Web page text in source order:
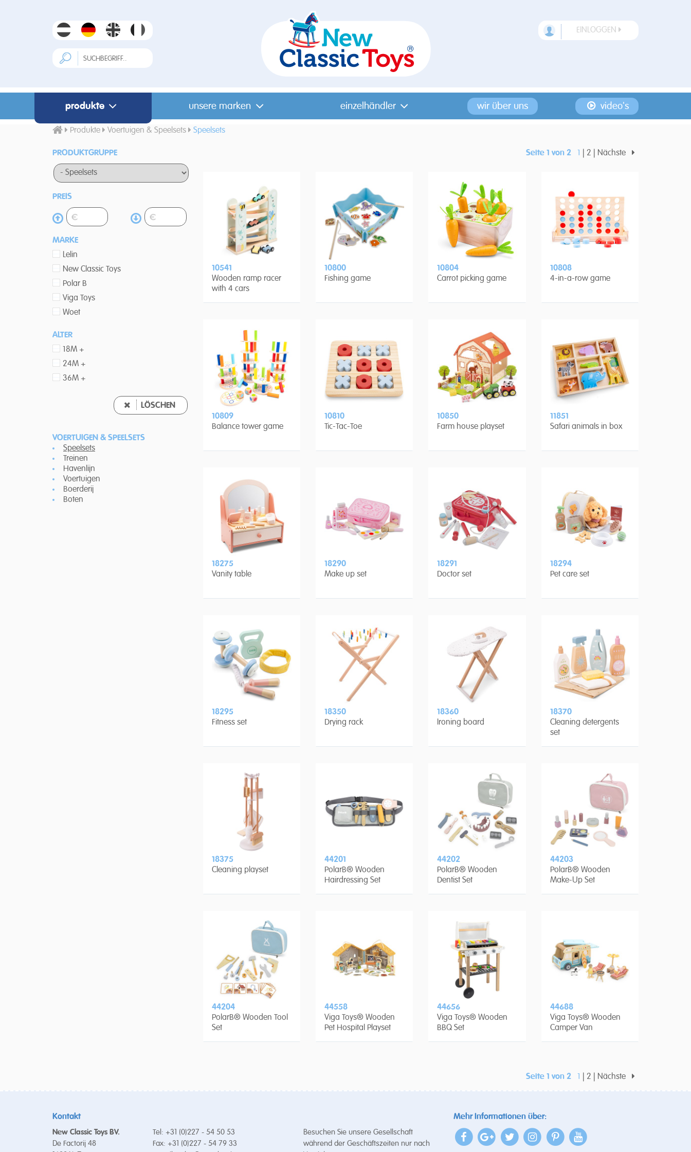
EINLOGGEN
produkte unsere marken einzelhändler wir über uns video's
Produkte Voertuigen & Speelsets Speelsets
PRODUKTGRUPPE
PREIS
MARKE
Lelin
New Classic Toys
Polar B
Viga Toys
Woet
ALTER
18M +
24M +
36M +
LÖSCHEN
VOERTUIGEN & SPEELSETS
Speelsets
Treinen
Havenlijn
Voertuigen
Boerderij
Boten
Seite 1 von 2 2 Nächste
10541
Wooden ramp racer
with 4 cars
10800
Fishing game
10804
Carrot picking game
10808
4-in-a-row game
10809
Balance tower game
10810
Tic-Tac-Toe
10850
Farm house playset
11851
Safari animals in box
18275
Vanity table
18290
Make up set
18291
Doctor set
18294
Pet care set
18295
Fitness set
18350
Drying rack
18360
Ironing board
18370
Cleaning detergents
set
18375
Cleaning playset
44201
PolarB® Wooden
Hairdressing Set
44202
PolarB® Wooden
Dentist Set
44203
PolarB® Wooden
Make-Up Set
44204
PolarB® Wooden Tool
Set
44558
Viga Toys® Wooden
Pet Hospital Playset
44656
Viga Toys® Wooden
BBQ Set
44688
Viga Toys® Wooden
Camper Van
Seite 1 von 2 1 2 Nächste
Kontakt
New Classic Toys BV.
De Factorij 48
Tel: +31 (0)227 - 54 50 53
Fax: +31 (0)227 - 54 79 33
Besuchen Sie unsere Gesellschaft
während der Geschäftszeiten nur nach
Mehr Informationen über: